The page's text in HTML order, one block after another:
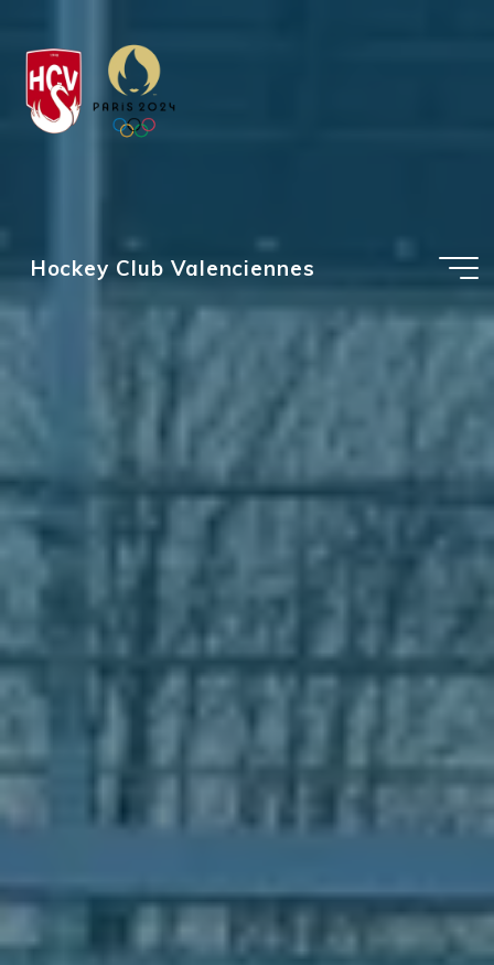
contenu
Hockey Club Valenciennes